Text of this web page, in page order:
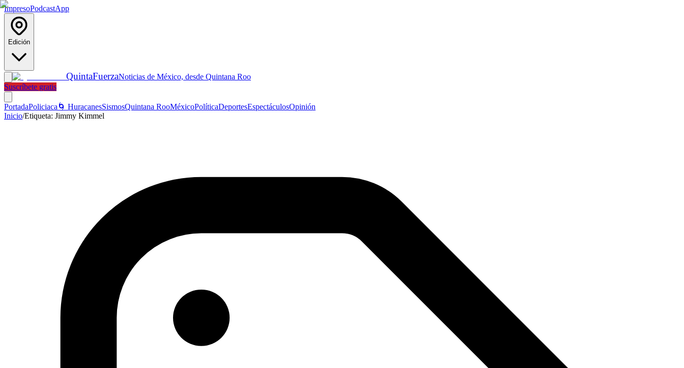
ImpresoPodcastApp
Edición
QuintaFuerzaNoticias de México, desde Quintana Roo
Suscríbete gratis
PortadaPoliciaca 🌀 HuracanesSismosQuintana RooMéxicoPolíticaDeportesEspectáculosOpinión
Inicio/Etiqueta: Jimmy Kimmel